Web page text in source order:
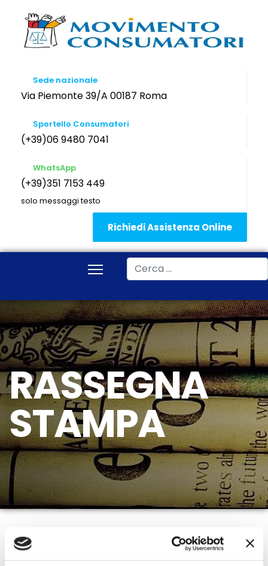
Sede nazionale
Via Piemonte 39/A 00187 Roma
Sportello Consumatori
(+39)06 9480 7041
WhatsApp
(+39)351 7153 449
solo messaggi testo
Richiedi Assistenza Online
Cerca
RASSEGNA
STAMPA